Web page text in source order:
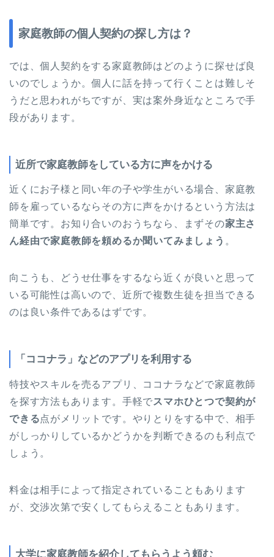
家庭教師の個人契約の探し方は？
では、個人契約をする家庭教師はどのように探せば良
いのでしょうか。個人に話を持って行くことは難しそ
うだと思われがちですが、実は案外身近なところで手
段があります。
近所で家庭教師をしている方に声をかける
近くにお子様と同い年の子や学生がいる場合、家庭教
師を雇っているならその方に声をかけるという方法は
簡単です。お知り合いのおうちなら、まずその家主さ
ん経由で家庭教師を頼めるか聞いてみましょう 。
向こうも、どうせ仕事をするなら近くが良いと思って
いる可能性は高いので、近所で複数生徒を担当できる
のは良い条件であるはずです。
「ココナラ」などのアプリを利用する
特技やスキルを売るアプリ、ココナラなどで家庭教師
を探す方法もあります。手軽でスマホひとつで契約が
できる点がメリットです。やりとりをする中で、相手
がしっかりしているかどうかを判断できるのも利点で
しょう。
料金は相手によって指定されていることもあります
が、交渉次第で安くしてもらえることもあります。
大学に家庭教師を紹介してもらうよう頼む